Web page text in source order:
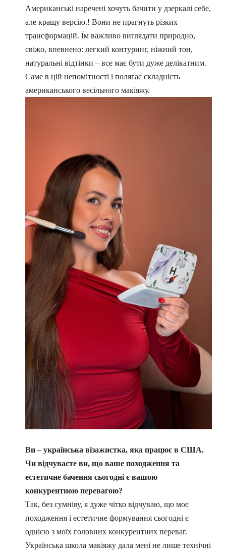
Американські наречені хочуть бачити у дзеркалі себе,
але кращу версію.! Вони не прагнуть різких
трансформацій. Їм важливо виглядати природно,
свіжо, впевнено: легкий контуринг, ніжний тон,
натуральні відтінки – все має бути дуже делікатним.
Саме в цій непомітності і полягає складність
американського весільного макіяжу.
Ви – українська візажистка, яка працює в США.
Чи відчуваєте ви, що ваше походження та
естетичне бачення сьогодні є вашою
конкурентною перевагою?
Так, без сумніву, я дуже чітко відчуваю, що моє
походження і естетичне формування сьогодні є
однією з моїх головних конкурентних переваг.
Українська школа макіяжу дала мені не лише технічні